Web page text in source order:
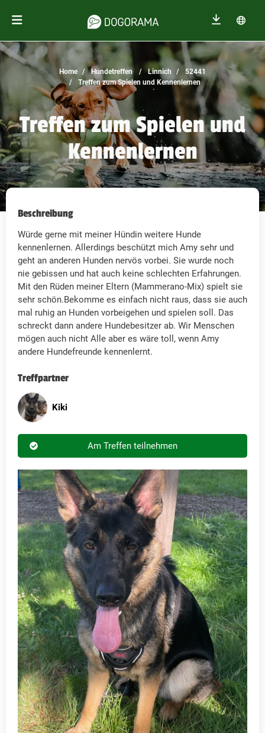
Home Hundetreffen Linnich
52441
Treffen zum Spielen und Kennenlernen
Treffen zum Spielen und
Kennenlernen
Beschreibung
Würde gerne mit meiner Hündin weitere Hunde
kennenlernen. Allerdings beschützt mich Amy sehr und
geht an anderen Hunden nervös vorbei. Sie wurde noch
nie gebissen und hat auch keine schlechten Erfahrungen.
Mit den Rüden meiner Eltern (Mammerano-Mix) spielt sie
sehr schön.Bekomme es einfach nicht raus, dass sie auch
mal ruhig an Hunden vorbeigehen und spielen soll. Das
schreckt dann andere Hundebesitzer ab. Wir Menschen
mögen auch nicht Alle aber es wäre toll, wenn Amy
andere Hundefreunde kennenlernt.
Treffpartner
Kiki
Am Treffen teilnehmen